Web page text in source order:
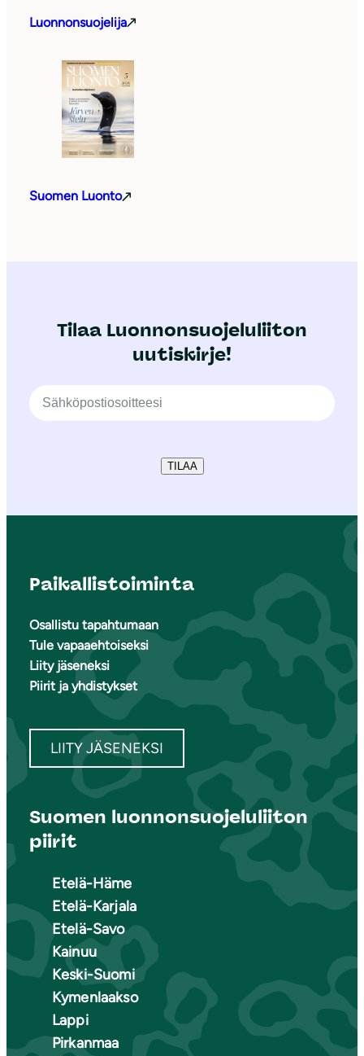
Luonnonsuojelija
Suomen Luonto
Tilaa Luonnonsuojeluliiton
uutiskirje!
TILAA
Paikallistoiminta
Osallistu tapahtumaan
Tule vapaaehtoiseksi
Liity jäseneksi
Piirit ja yhdistykset
LIITY JÄSENEKSI
Suomen luonnonsuojeluliiton
piirit
Etelä-Häme
Etelä-Karjala
Etelä-Savo
Kainuu
Keski-Suomi
Kymenlaakso
Lappi
Pirkanmaa